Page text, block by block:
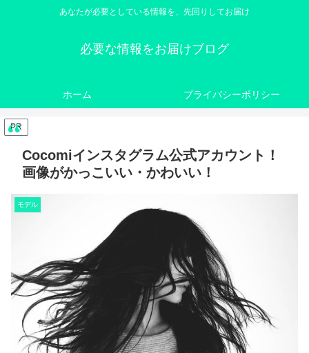
あなたが必要としている情報を、先回りしてお届け
必要な情報をお届けブログ
ホーム プライバシーポリシー
PR
Cocomiインスタグラム公式アカウント！
画像がかっこいい・かわいい！
モデル